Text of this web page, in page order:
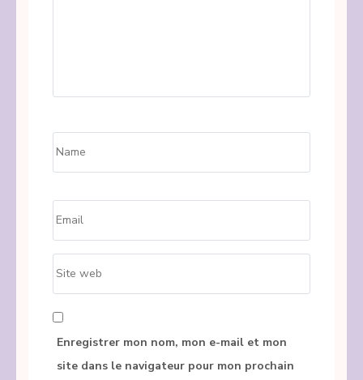
Name
Email
Site
web
Enregistrer mon nom, mon e-mail et mon
site dans le navigateur pour mon prochain